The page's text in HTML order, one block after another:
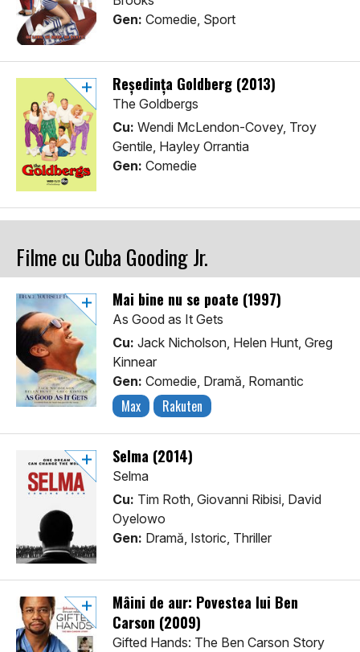
Gen: Comedie, Sport
Reședința Goldberg (2013)
The Goldbergs
Cu: Wendi McLendon-Covey, Troy
Gentile, Hayley Orrantia
Gen: Comedie
Filme cu Cuba Gooding Jr.
Mai bine nu se poate (1997)
As Good as It Gets
Cu: Jack Nicholson, Helen Hunt, Greg
Kinnear
Gen: Comedie, Dramă, Romantic
Max Rakuten
Selma (2014)
Selma
Cu: Tim Roth, Giovanni Ribisi, David
Oyelowo
Gen: Dramă, Istoric, Thriller
Mâini de aur: Povestea lui Ben
Carson (2009)
Gifted Hands: The Ben Carson Story